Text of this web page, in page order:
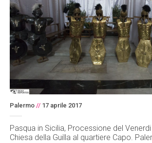
Palermo // 17 aprile 2017
Pasqua in Sicilia, Processione del
Chiesa della Guilla al quartiere Capo.